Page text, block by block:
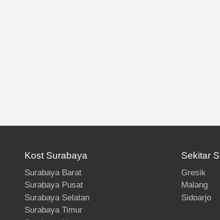
Kost Surabaya
Surabaya Barat
Surabaya Pusat
Surabaya Selatan
Surabaya Timur
Sekitar
Gresik
Malang
Sidoarjo